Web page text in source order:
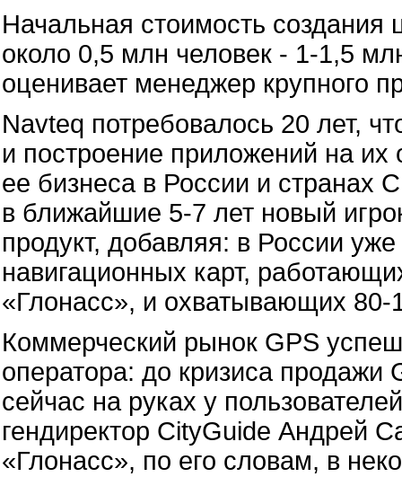
Начальная стоимость
около 0,5 млн человек - 1-1,5
оценивает менеджер крупного
Navteq потребовалось 20 лет,
и построение приложений на их
ее бизнеса в России и странах
в ближайшие 5-7 лет новый
продукт, добавляя: в России
навигационных карт,
«Глонасс», и охватывающих 80-
Коммерческий рынок GPS
оператора: до кризиса продажи
сейчас на руках у
гендиректор CityGuide Андрей
«Глонасс», по его словам, в